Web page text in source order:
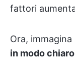
fattori
Ora, immagina
in modo